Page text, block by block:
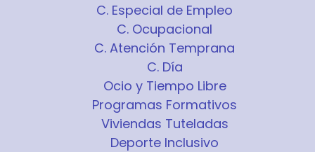
C. Especial de Empleo
C. Ocupacional
C. Atención Temprana
C. Día
Ocio y Tiempo Libre
Programas Formativos
Viviendas Tuteladas
Deporte Inclusivo